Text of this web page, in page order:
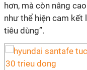
hơn, mà còn nâng
như thể hiện cam kết
tiêu dùng”.